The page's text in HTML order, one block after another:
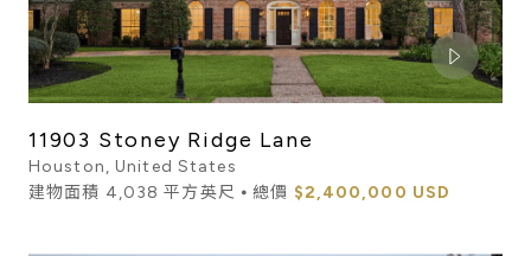
11903 Stoney Ridge Lane
Houston, United States
建物面積 4,038 平方英尺 ⦁ 總價 $2,400,000 USD